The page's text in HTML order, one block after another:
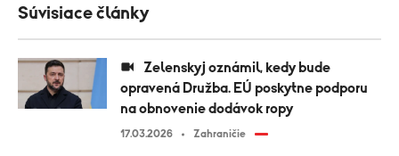
Súvisiace články
opravená Družba. EÚ poskytne podporu
na obnovenie dodávok ropy
17.03.2026 Zahraničie